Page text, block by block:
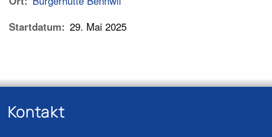
Startdatum
29. Mai 2025
Kontakt